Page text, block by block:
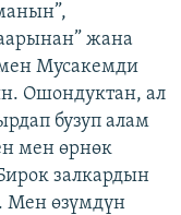
жана
Мусакемди
Ошондуктан, ал
бузуп алам
мен өрнөк
залкардын
Мен өзүмдүн